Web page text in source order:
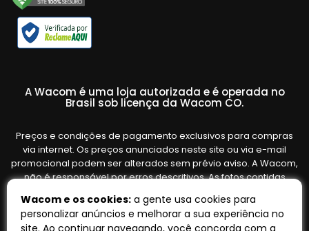
A Wacom é uma loja autorizada e é operada no
Brasil sob licença da Wacom CO.
Preços e condições de pagamento exclusivos para compras
via internet. Os preços anunciados neste site ou via e-mail
promocional podem ser alterados sem prévio aviso. A Wacom,
não é responsável por erros descritivos. As fotos contidas
variar de acordo com o fornecedor/lote do fabricante. Ofertas
válidas até o término de nossos estoques. Vendas sujeitas à
Wacom e os cookies: a gente usa cookies para
personalizar anúncios e melhorar a sua experiência no
site. Ao continuar navegando, você concorda com a